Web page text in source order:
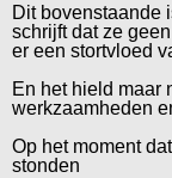
Dit bovenstaande
schrijft dat ze
er een stortvloed
En het hield maar
werkzaamheden
Op het moment
stonden